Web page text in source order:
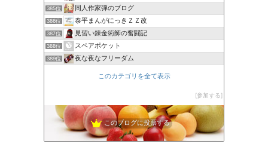
385位 同人作家弾のブログ
386位 泰平まんがにっきＺＺ改
387位 見習い錬金術師の奮闘記
388位 スペアポケット
389位 夜な夜なフリーダム
このカテゴリを全て表示
参加する
このブログに投票する